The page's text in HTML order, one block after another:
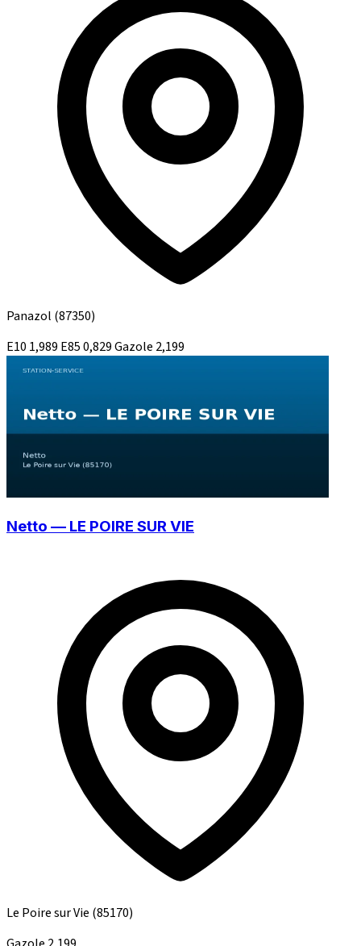
Panazol (87350)
E10 1,989 E850,829Gazole 2,199
Netto — LE POIRE SUR VIE
Le Poire sur Vie (85170)